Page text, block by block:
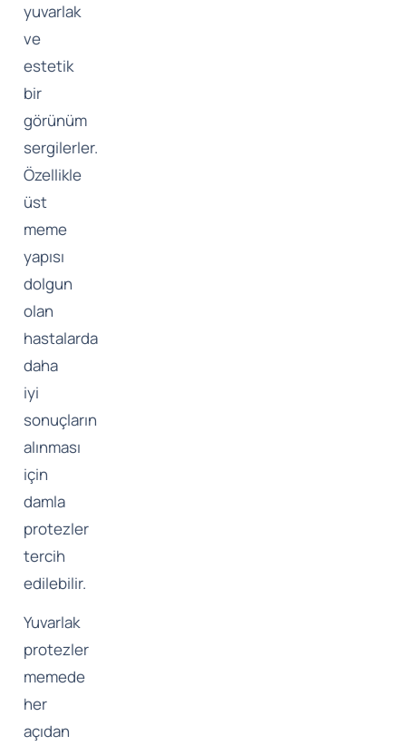
yuvarlak
ve
estetik
bir
görünüm
sergilerler.
Özellikle
üst
meme
yapısı
dolgun
olan
hastalarda
daha
iyi
sonuçların
alınması
için
damla
protezler
tercih
edilebilir.
Yuvarlak
protezler
memede
her
açıdan